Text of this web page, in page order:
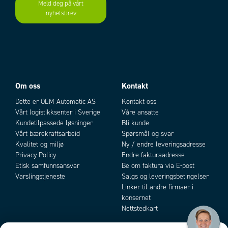
Toleranse
Utkoblingstid Add to existing cart row
Meld deg på vårt
nyhetsbrev
Om oss
Dette er OEM Automatic AS
Vårt logistikksenter i Sverige
Kundetilpassede løsninger
Vårt bærekraftsarbeid
Kvalitet og miljø
Privacy Policy
Etisk samfunnsansvar
Varslingstjeneste
Kontakt
Kontakt oss
Våre ansatte
Bli kunde
Spørsmål og svar
Ny / endre leveringsadresse
Endre fakturaadresse
Be om faktura via E-post
Salgs og leveringsbetingelser
Linker til andre firmaer i
konsernet
Nettstedkart